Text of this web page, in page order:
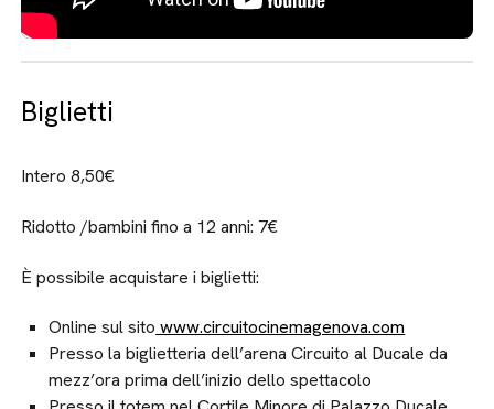
Biglietti
Intero 8,50€
Ridotto /bambini fino a 12 anni: 7€
È possibile acquistare i biglietti:
Online sul sito www.circuitocinemagenova.com
Presso la biglietteria dell’arena Circuito al Ducale da
mezz’ora prima dell’inizio dello spettacolo